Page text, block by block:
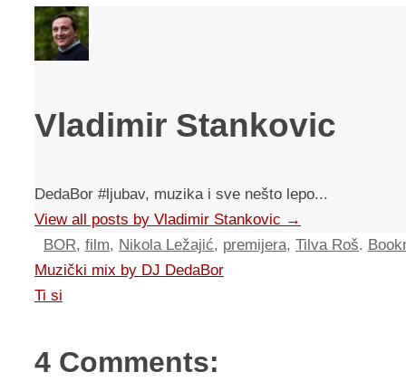
Vladimir Stankovic
DedaBor #ljubav, muzika i sve nešto lepo...
View all posts by Vladimir Stankovic →
BOR, film, Nikola Ležajić, premijera, Tilva Roš.
Muzički mix by DJ DedaBor
Ti si
4 Comments: